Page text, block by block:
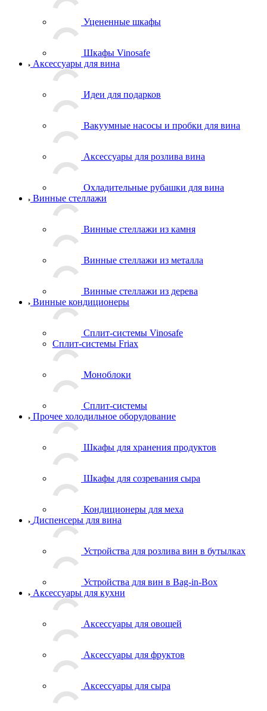
Уцененные шкафы
Шкафы Vinosafe
Аксессуары для вина
Идеи для подарков
Вакуумные насосы и пробки для вина
Аксессуары для розлива вина
Охладительные рубашки для вина
Винные стеллажи
Винные стеллажи из камня
Винные стеллажи из металла
Винные стеллажи из дерева
Винные кондиционеры
Сплит-системы Vinosafe
Сплит-системы Friax
Моноблоки
Сплит-системы
Прочее холодильное оборудование
Шкафы для хранения продуктов
Шкафы для созревания сыра
Кондиционеры для меха
Диспенсеры для вина
Устройства для розлива вин в бутылках
Устройства для вин в Bag-in-Box
Аксессуары для кухни
Аксессуары для овощей
Аксессуары для фруктов
Аксессуары для сыра